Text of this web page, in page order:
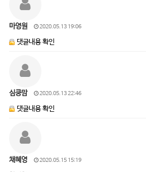
마영원 2020.05.13 19:06
댓글내용 확인
심쿵맘 2020.05.13 22:46
댓글내용 확인
채혜영 2020.05.15 15:19